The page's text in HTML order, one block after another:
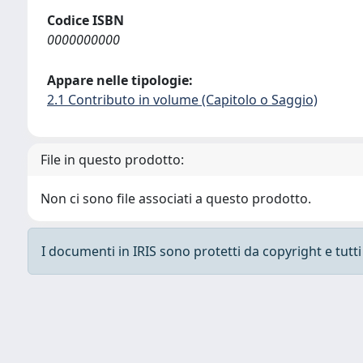
Codice ISBN
0000000000
Appare nelle tipologie:
2.1 Contributo in volume (Capitolo o Saggio)
File in questo prodotto:
Non ci sono file associati a questo prodotto.
I documenti in IRIS sono protetti da copyright e